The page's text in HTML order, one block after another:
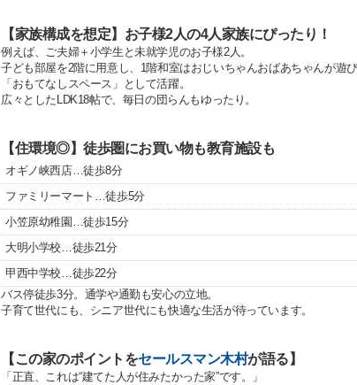
【家族構成を想定】お子様2人の4人家族にぴったり！
例えば、ご夫婦＋小学生と未就学児のお子様2人。
子ども部屋を2階に用意し、1階和室はおじいちゃんおばあちゃんが遊
「おもてなしスペース」として活躍。
広々としたLDK18帖で、毎日の団らんもゆったり。
【住環境◎】徒歩圏にお買い物も教育施設も
オギノ峡西店…徒歩8分
ファミリーマート…徒歩5分
小笠原幼稚園…徒歩15分
大明小学校…徒歩21分
甲西中学校…徒歩22分
バス停徒歩3分。通学や通勤も安心の立地。
子育て世代にも、シニア世代にも快適な生活が待っています。
【この家のポイントをセールスマン木村が語る】
「正直、これは“建てた人が住みたかった家”です。」